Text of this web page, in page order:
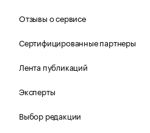
Отзывы о сервисе
Сертифицированные партнеры
Лента публикаций
Эксперты
Выбор редакции